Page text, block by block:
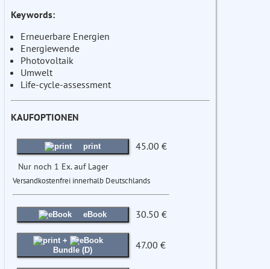
Keywords:
Erneuerbare Energien
Energiewende
Photovoltaik
Umwelt
Life-cycle-assessment
KAUFOPTIONEN
print 45.00 €
Nur noch 1 Ex. auf Lager
Versandkostenfrei innerhalb Deutschlands
eBook 30.50 €
+
Bundle (D)
47.00 €